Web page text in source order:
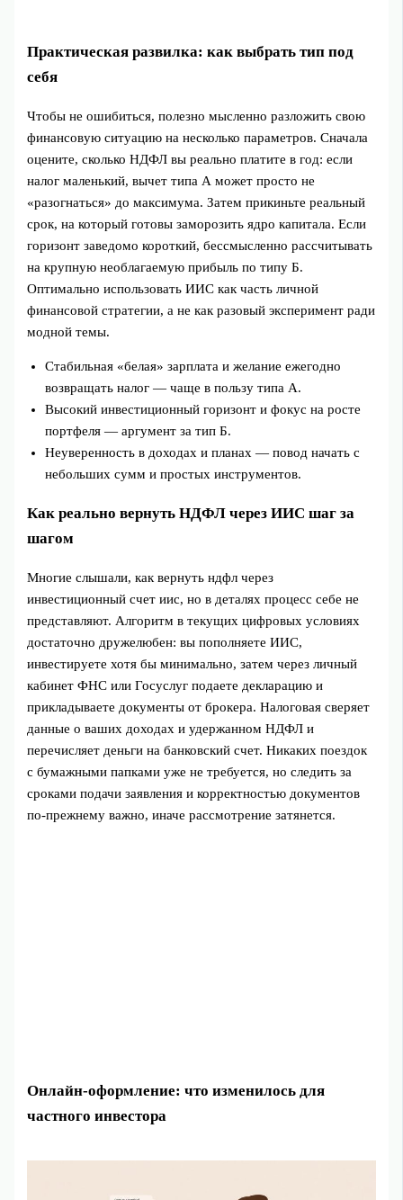
Практическая развилка: как выбрать тип под
себя
Чтобы не ошибиться, полезно мысленно разложить свою
финансовую ситуацию на несколько параметров. Сначала
оцените, сколько НДФЛ вы реально платите в год: если
налог маленький, вычет типа А может просто не
«разогнаться» до максимума. Затем прикиньте реальный
срок, на который готовы заморозить ядро капитала. Если
горизонт заведомо короткий, бессмысленно рассчитывать
на крупную необлагаемую прибыль по типу Б.
Оптимально использовать ИИС как часть личной
финансовой стратегии, а не как разовый эксперимент ради
модной темы.
Стабильная «белая» зарплата и желание ежегодно
возвращать налог — чаще в пользу типа А.
Высокий инвестиционный горизонт и фокус на росте
портфеля — аргумент за тип Б.
Неуверенность в доходах и планах — повод начать с
небольших сумм и простых инструментов.
Как реально вернуть НДФЛ через ИИС шаг за
шагом
Многие слышали, как вернуть ндфл через
инвестиционный счет иис, но в деталях процесс себе не
представляют. Алгоритм в текущих цифровых условиях
достаточно дружелюбен: вы пополняете ИИС,
инвестируете хотя бы минимально, затем через личный
кабинет ФНС или Госуслуг подаете декларацию и
прикладываете документы от брокера. Налоговая сверяет
данные о ваших доходах и удержанном НДФЛ и
перечисляет деньги на банковский счет. Никаких поездок
с бумажными папками уже не требуется, но следить за
сроками подачи заявления и корректностью документов
по-прежнему важно, иначе рассмотрение затянется.
Онлайн-оформление: что изменилось для
частного инвестора